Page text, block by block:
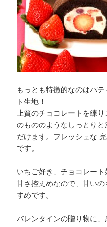
もっとも特徴的なのはパ
ト生地！
上質のチョコレートを練
のもののようなしっとり
だけます。フレッシュな
です。
いちご好き、チョコレート
甘さ控えめなので、甘い
すめです。
バレンタインの贈り物に